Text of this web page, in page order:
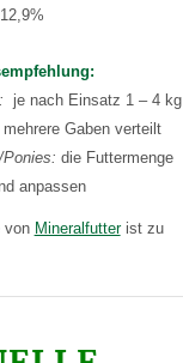
je nach Einsatz 1 – 4 kg
Gaben verteilt
die Futtermenge
anpassen
von Mineralfutterist zu